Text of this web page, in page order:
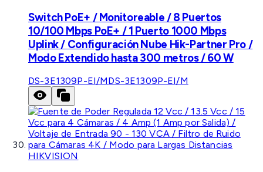
Switch PoE+ / Monitoreable / 8 Puertos
10/100 Mbps PoE+ / 1 Puerto 1000 Mbps
Uplink / Configuración Nube Hik-Partner Pro /
Modo Extendido hasta 300 metros / 60 W
DS-3E1309P-EI/MDS-3E1309P-EI/M
HIKVISION